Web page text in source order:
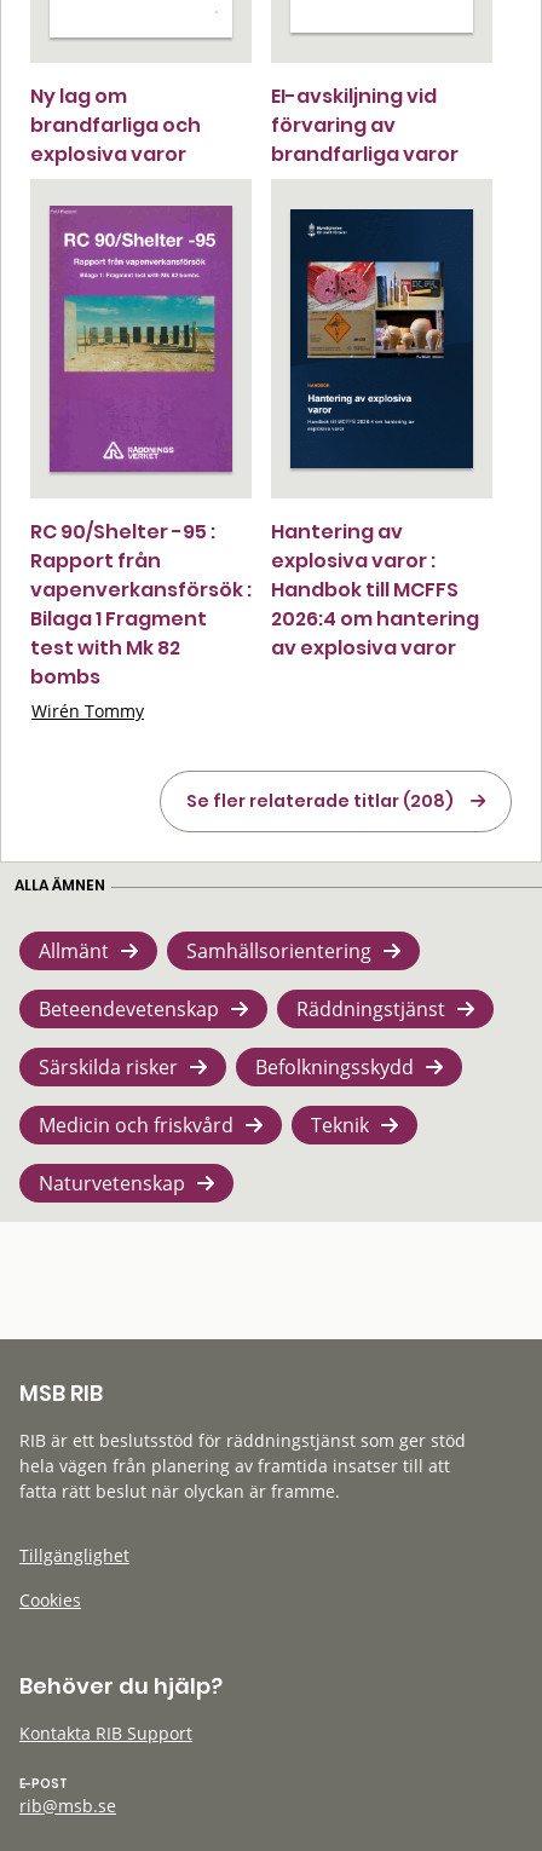
Ny lag om
brandfarliga och
explosiva varor
EI-avskiljning vid
förvaring av
brandfarliga varor
RC 90/Shelter -95 :
Rapport från
vapenverkansförsök :
Bilaga 1 Fragment
test with Mk 82
bombs
Wirén Tommy
Hantering av
explosiva varor :
Handbok till MCFFS
2026:4 om hantering
av explosiva varor
Se fler relaterade titlar (208)
ALLA ÄMNEN
Allmänt Samhällsorientering
Beteendevetenskap Räddningstjänst
Särskilda risker Befolkningsskydd
Medicin och friskvård Teknik
Naturvetenskap
MSB RIB
RIB är ett beslutsstöd för räddningstjänst som ger stöd
hela vägen från planering av framtida insatser till att
fatta rätt beslut när olyckan är framme.
Tillgänglighet
Cookies
Behöver du hjälp?
Kontakta RIB Support
E-POST
rib@msb.se